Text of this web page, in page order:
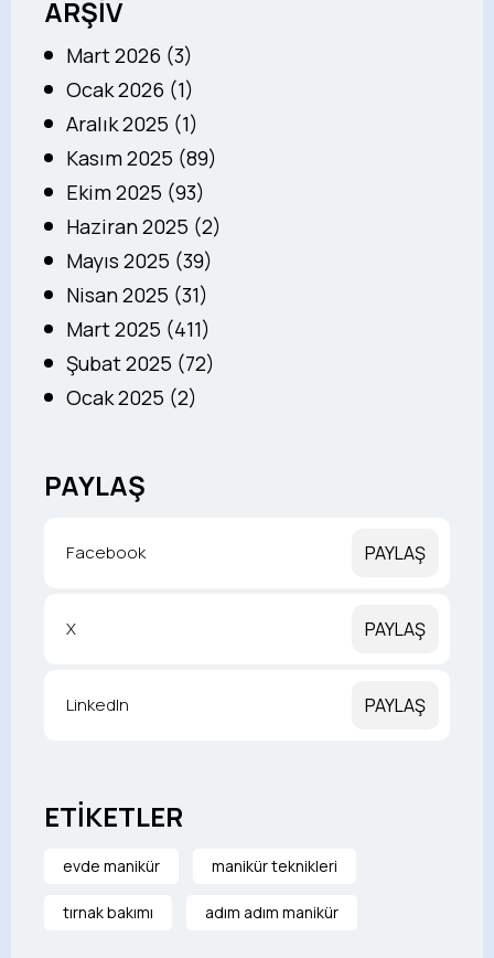
ARŞİV
Mart 2026 (3)
Ocak 2026 (1)
Aralık 2025 (1)
Kasım 2025 (89)
Ekim 2025 (93)
Haziran 2025 (2)
Mayıs 2025 (39)
Nisan 2025 (31)
Mart 2025 (411)
Şubat 2025 (72)
Ocak 2025 (2)
PAYLAŞ
Facebook PAYLAŞ
X PAYLAŞ
LinkedIn PAYLAŞ
ETİKETLER
evde manikür manikür teknikleri
tırnak bakımı adım adım manikür